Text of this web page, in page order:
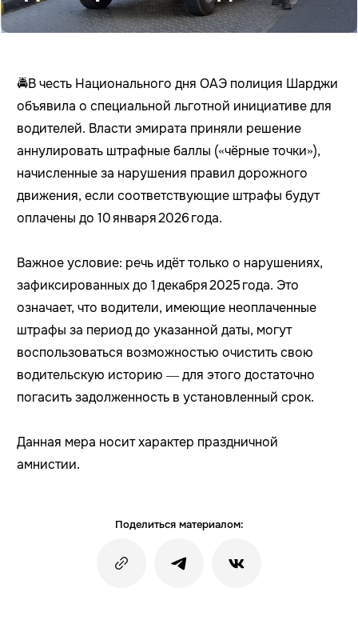
🚔В честь Национального дня ОАЭ полиция Шарджи
объявила о специальной льготной инициативе для
водителей. Власти эмирата приняли решение
аннулировать штрафные баллы («чёрные точки»),
начисленные за нарушения правил дорожного
движения, если соответствующие штрафы будут
оплачены до 10 января 2026 года.
Важное условие: речь идёт только о нарушениях,
зафиксированных до 1 декабря 2025 года. Это
означает, что водители, имеющие неоплаченные
штрафы за период до указанной даты, могут
воспользоваться возможностью очистить свою
водительскую историю — для этого достаточно
погасить задолженность в установленный срок.
Данная мера носит характер праздничной
амнистии.
Поделиться материалом: